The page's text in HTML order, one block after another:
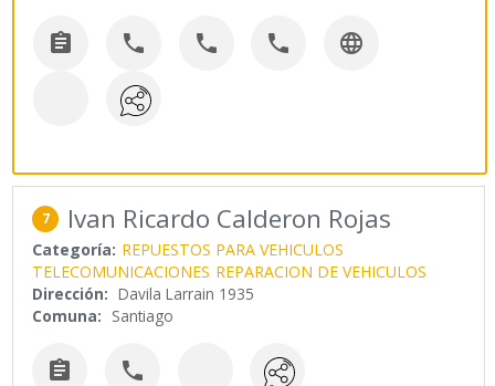
    
7 Ivan Ricardo Calderon Rojas
Categoría: REPUESTOS PARA VEHICULOS
TELECOMUNICACIONES REPARACION DE VEHICULOS
Dirección: Davila Larrain 1935
Comuna: Santiago
 